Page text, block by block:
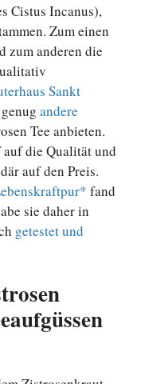
Cistus Incanus),
Zum einen
zum anderen die
Sankt
andere
Tee anbieten.
die Qualität und
auf den Preis.
fand
sie daher in
getestet und